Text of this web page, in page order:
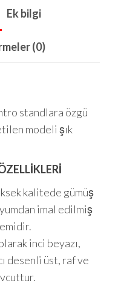
Ek bilgi
(0)
standlara özgü
modeli şık
kalitede gümüş
imal edilmiş
inci beyazı,
desenli üst, raf ve